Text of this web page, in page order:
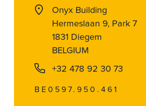
Onyx Building
Hermeslaan 9, Park 7
1831 Diegem
BELGIUM
+32 478 92 30 73
BE0597.950.461